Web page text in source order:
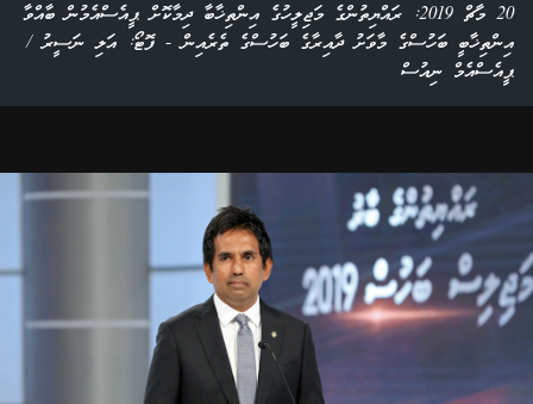
20 މާޗް 2019: ރައްޔިތުންގެ މަޖިލީހުގެ އިންތިޚާބާ ދިމާކޮށް ޕީއެސްއެމުން ބާއްވާ
އިންތިޚާބީ ބަހުސްގެ މާވަށު ދާއިރާގެ ބަހުސްގެ ތެރެއިން - ފޮޓޯ: އަލި ނަސީރު /
ޕީއެސްއެމް ނިއުސް